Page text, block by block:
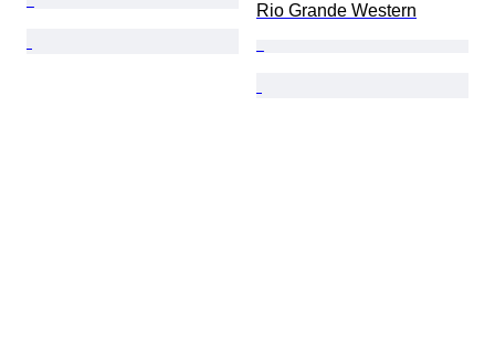
Rio Grande Western